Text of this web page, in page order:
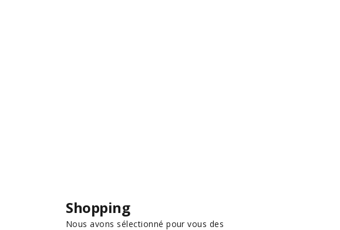
Shopping
Nous avons sélectionné pour vous des